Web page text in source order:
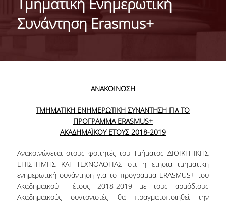
ΑΠΟΣΤΟΛΗ ΤΟΥ ΤΜΗΜΑΤΟΣ
ΔΙΟΙΚΗΣΗ ΤΟΥ ΤΜΗΜΑΤΟΣ
ΕΠΑΓΓΕΛΜΑΤΙΚΕΣ ΠΡΟΟΠΤΙΚΕΣ
ΓΙΑ ΜΑΘΗΤΕΣ ΛΥΚΕΙΟΥ
ΠΡΟΓΡΑΜΜΑ ΥΠΟΤΡΟΦΙΩΝ
ΚΡΙΤΗΡΙΑ ΚΑΙ ΔΙΑΔΙΚΑΣΙΑ ΕΠΙΛΟΓΗΣ
Συνάντηση Erasmus+
ΑΝΑΚΟΙΝΩΣΗ
ΤΜΗΜΑΤΙΚΗ ΕΝΗΜΕΡΩΤΙΚΗ ΣΥΝΑΝΤΗΣΗ ΓΙΑ ΤΟ
ΠΡΟΓΡΑΜΜΑ ERASMUS+
ΑΚΑΔΗΜΑΪΚΟΥ ΕΤΟΥΣ 2018-2019
Ανακοινώνεται στους φοιτητές του Τμήματος ΔΙΟΙΚΗΤΙΚΗΣ
ΕΠΙΣΤΗΜΗΣ ΚΑΙ ΤΕΧΝΟΛΟΓΙΑΣ ότι η ετήσια τμηματική
ενημερωτική συνάντηση για το πρόγραμμα ERASMUS+ του
Ακαδημαϊκού έτους 2018-2019 με τους αρμόδιους
Ακαδημαϊκούς συντονιστές θα πραγματοποιηθεί την